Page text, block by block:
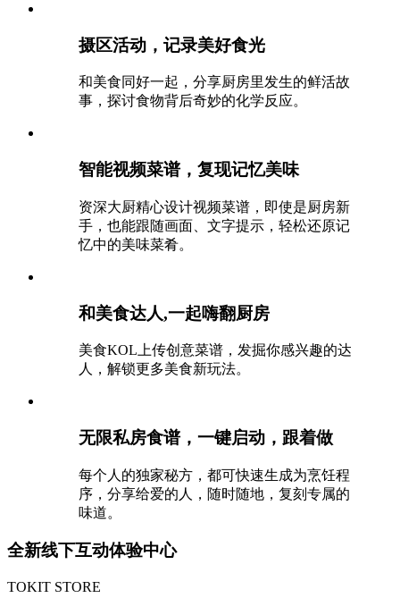
摄区活动，记录美好食光
和美食同好一起，分享厨房里发生的鲜活故
事，探讨食物背后奇妙的化学反应。
智能视频菜谱，复现记忆美味
资深大厨精心设计视频菜谱，即使是厨房新
手，也能跟随画面、文字提示，轻松还原记
忆中的美味菜肴。
和美食达人,一起嗨翻厨房
美食KOL上传创意菜谱，发掘你感兴趣的达
人，解锁更多美食新玩法。
无限私房食谱，一键启动，跟着做
每个人的独家秘方，都可快速生成为烹饪程
序，分享给爱的人，随时随地，复刻专属的
味道。
全新线下互动体验中心
TOKIT STORE